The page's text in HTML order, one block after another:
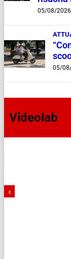
05/08/2026
05/
Videolab
‹